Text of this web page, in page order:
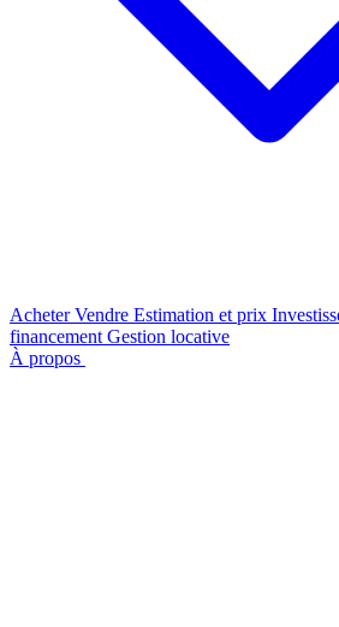
AcheterVendre Estimation et prix
financement Gestion locative
À propos